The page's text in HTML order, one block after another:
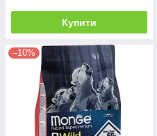
Купити
–10%